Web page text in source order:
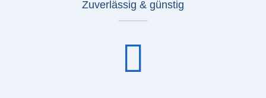
Zuverlässig & günstig